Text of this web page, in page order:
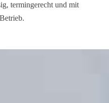
termingerecht und mit